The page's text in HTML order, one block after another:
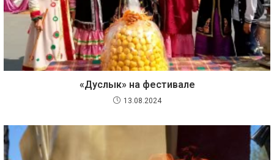
«Дуслык» на фестивале
13.08.2024